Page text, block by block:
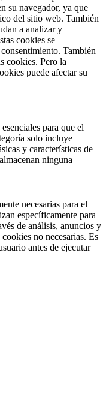
su navegador, ya que
del sitio web. También
a analizar y
cookies se
También
cookies. Pero la
puede afectar su
para que el
solo incluye
y características de
ninguna
necesarias para el
específicamente para
de análisis, anuncios y
no necesarias. Es
antes de ejecutar